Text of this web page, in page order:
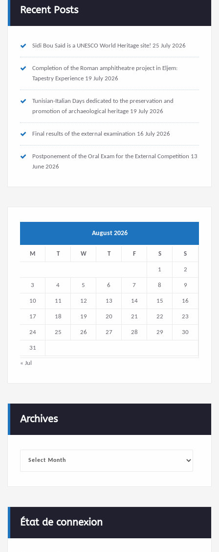
Recent Posts
Sidi Bou Saïd is a UNESCO World Heritage site! 25 July 2026
Completion of the Roman amphitheatre project in Eljem:
Tapestry Experience 19 July 2026
Tunisian-Italian Days dedicated to the preservation and
promotion of archaeological heritage 19 July 2026
Final results of the external examination 16 July 2026
Postponement of the Oral Exam for the External Competition 13
June 2026
August 2026
M T W T F S S
1 2
3 4 5 6 7 8 9
10 11 12 13 14 15 16
17 18 19 20 21 22 23
24 25 26 27 28 29 30
31
« Jul
Archives
État de connexion